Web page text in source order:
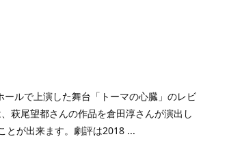
ルで上演した舞台「トーマの心臓」のレビ
萩尾望都さんの作品を倉田淳さんが演出し
とが出来ます。劇評は2018 ...